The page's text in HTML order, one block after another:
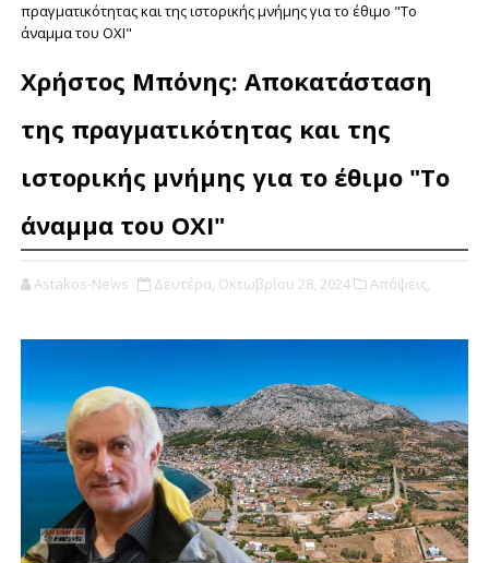
πραγματικότητας και της ιστορικής μνήμης για το έθιμο "Το
άναμμα του ΟΧΙ"
Χρήστος Μπόνης: Αποκατάσταση
της πραγματικότητας και της
ιστορικής μνήμης για το έθιμο "Το
άναμμα του ΟΧΙ"
Astakos-News Δευτέρα, Οκτωβρίου 28, 2024 Απόψεις,